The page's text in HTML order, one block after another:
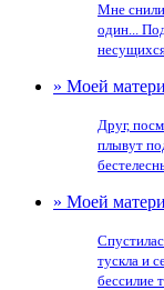
Мне
один...
» Моей
Друг,
плывут
» Моей
тускла и
бессилие